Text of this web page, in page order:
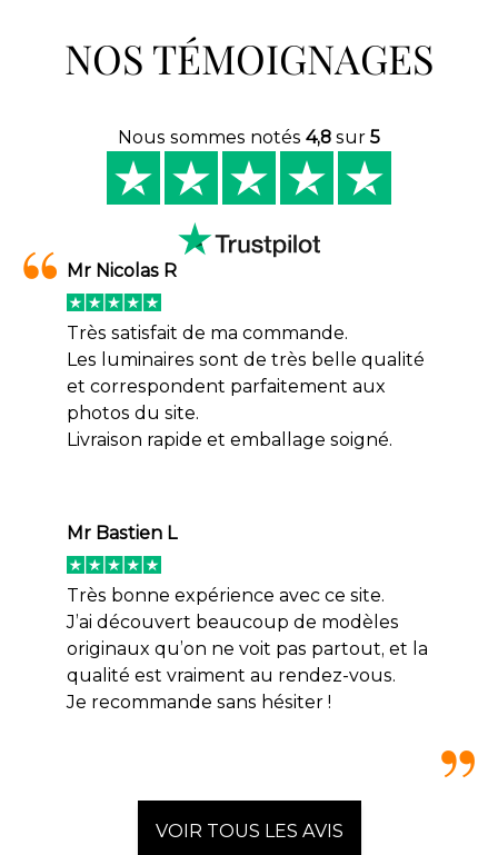
NOS TÉMOIGNAGES
Nous sommes notés 4,8 sur 5
Mr Nicolas R
Très satisfait de ma commande.
Les luminaires sont de très belle qualité
et correspondent parfaitement aux
photos du site.
Livraison rapide et emballage soigné.
Mr Bastien L
Très bonne expérience avec ce site.
J’ai découvert beaucoup de modèles
originaux qu’on ne voit pas partout, et la
qualité est vraiment au rendez-vous.
Je recommande sans hésiter !
VOIR TOUS LES AVIS